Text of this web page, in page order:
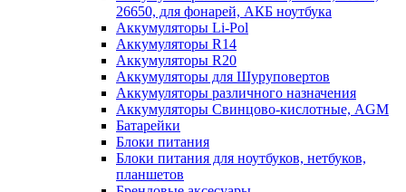
26650, для фонарей, АКБ ноутбука
Аккумуляторы Li-Pol
Аккумуляторы R14
Аккумуляторы R20
Аккумуляторы для Шуруповертов
Аккумуляторы различного назначения
Аккумуляторы Свинцово-кислотные, AGM
Батарейки
Блоки питания
Блоки питания для ноутбуков, нетбуков,
планшетов